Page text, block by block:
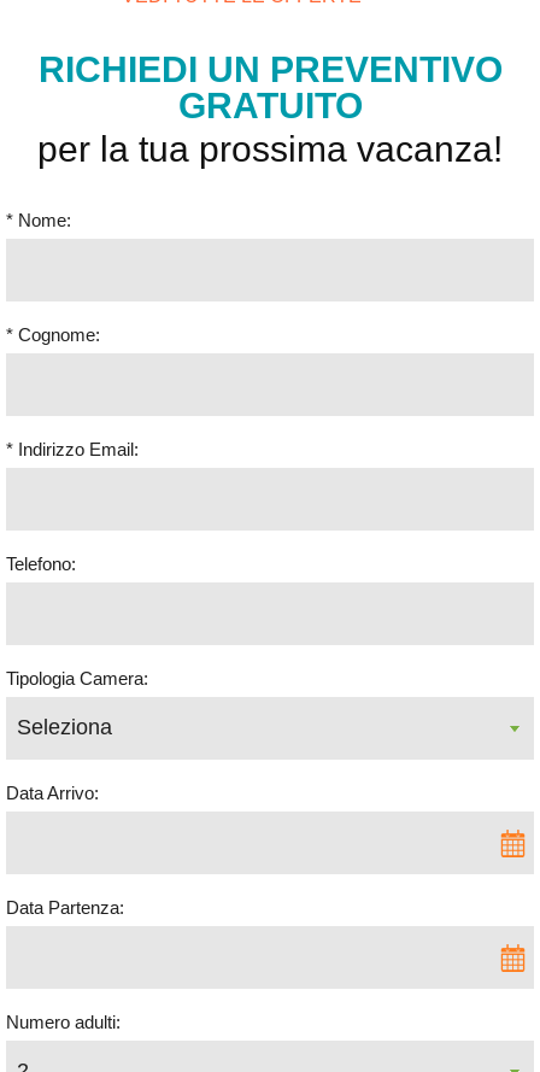
RICHIEDI UN PREVENTIVO
GRATUITO
per la tua prossima vacanza!
* Nome:
* Cognome:
* Indirizzo Email:
Telefono:
Tipologia Camera:
Data Arrivo:
Data Partenza:
Numero adulti: